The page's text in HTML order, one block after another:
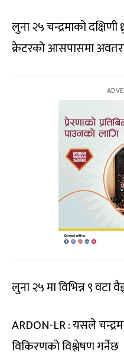
लुना २५ चन्द्रमाको
क्रेटरको आसपासमा
लुना २५ मा विभिन्न ९
ARDON-LR : यसले
विकिरणको विश्लेषण गर्नेछ